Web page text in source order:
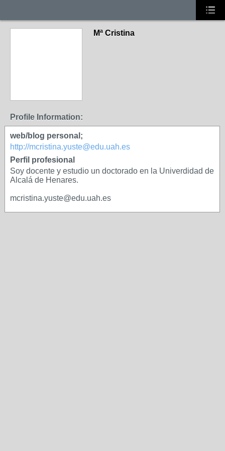
Mª Cristina
Profile Information:
web/blog personal;
http://mcristina.yuste@edu.uah.es
Perfil profesional
Soy docente y estudio un doctorado en la Univerdidad de
Alcalá de Henares.
mcristina.yuste@edu.uah.es